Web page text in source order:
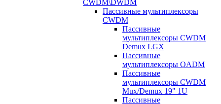
CWDM\DWDM
Пассивные мультиплексоры
CWDM
Пассивные
мультиплексоры CWDM
Demux LGX
Пассивные
мультиплексоры OADM
Пассивные
мультиплексоры CWDM
Mux/Demux 19" 1U
Пассивные